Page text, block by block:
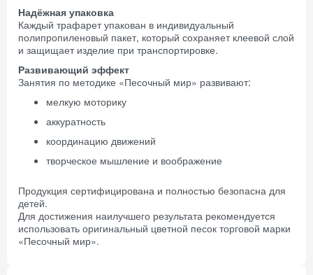
Надёжная упаковка
Каждый трафарет упакован в индивидуальный
полипропиленовый пакет, который сохраняет клеевой слой
и защищает изделие при транспортировке.
Развивающий эффект
Занятия по методике «Песочный мир» развивают:
мелкую моторику
аккуратность
координацию движений
творческое мышление и воображение
Продукция сертифицирована и полностью безопасна для
детей.
Для достижения наилучшего результата рекомендуется
использовать оригинальный цветной песок торговой марки
«Песочный мир».